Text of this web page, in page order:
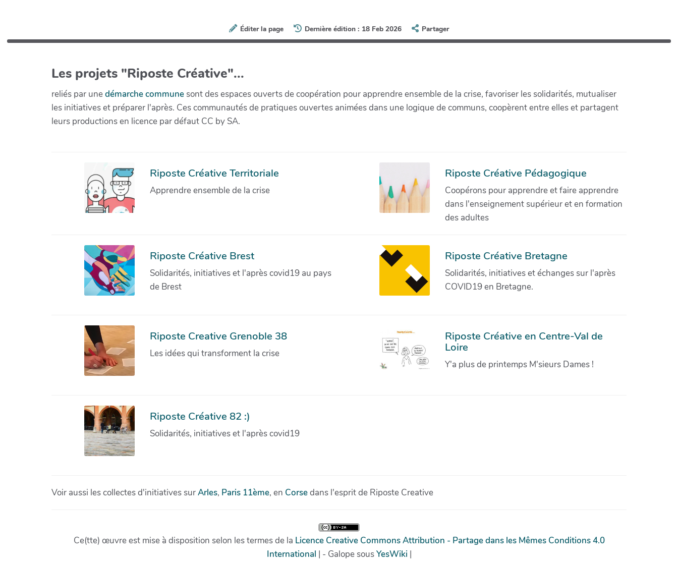
Éditer la page Dernière édition : 18 Feb 2026 Partager
Les projets "Riposte Créative"...
reliés par unedémarche communesont des espaces ouverts de coopération pour apprendre ensemble de la crise, favoriser les solidarités, mutualiser
les initiatives et préparer l'après. Ces communautés de pratiques ouvertes animées dans une logique de communs, coopèrent entre elles et partagent
leurs productions en licence par défaut CC by SA.
Riposte Créative Territoriale
Apprendre ensemble de la crise
Riposte Créative Pédagogique
Coopérons pour apprendre et faire apprendre
dans l'enseignement supérieur et en formation
des adultes
Riposte Créative Brest
Solidarités, initiatives et l'après covid19 au pays
de Brest
Riposte Créative Bretagne
Solidarités, initiatives et échanges sur l'après
COVID19 en Bretagne.
Riposte Creative Grenoble 38
Les idées qui transforment la crise
Riposte Créative en Centre-Val de
Loire
Y'a plus de printemps M'sieurs Dames !
Riposte Créative 82 :)
Solidarités, initiatives et l'après covid19
Voir aussi les collectes d'initiatives surArles, Paris 11ème, en Corsedans l'esprit de Riposte Creative
Ce(tte) œuvre est mise à disposition selon les termes de la Licence Creative Commons Attribution - Partage dans les Mêmes Conditions 4.0
International | - Galope sousYesWiki |